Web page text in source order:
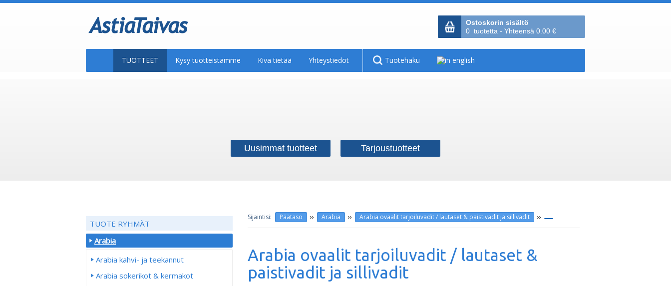
Ostoskorin sisältö
0 tuotetta - Yhteensä 0.00 €
TUOTTEET Kysy tuotteistamme Kiva tietää Yhteystiedot Tuotehaku
Uusimmat tuotteet Tarjoustuotteet
Päätaso ›› Arabia ›› Arabia ovaalit tarjoiluvadit / lautaset & paistivadit ja sillivadit ››
Arabia ovaalit tarjoiluvadit / lautaset &
paistivadit ja sillivadit
TUOTE RYHMÄT
Arabia
Arabia kahvi- ja teekannut
Arabia sokerikot & kermakot